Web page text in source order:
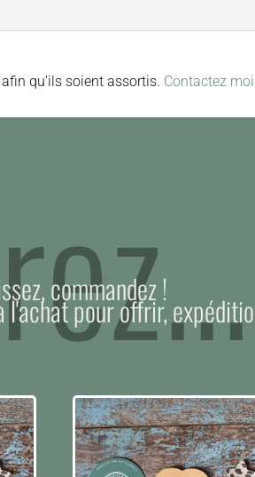
qu’ils soient assortis. Contactez
commandez !
l'achat pour offrir,